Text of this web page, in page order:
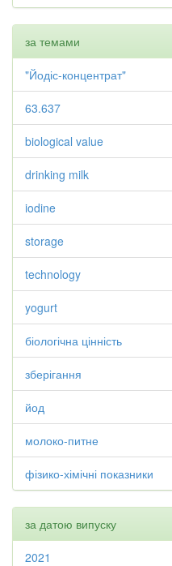
за темами
"Йодіс-концентрат"
63.637
biological value
drinking milk
iodine
storage
technology
yogurt
біологічна цінність
зберігання
йод
молоко-питне
фізико-хімічні показники
за датою випуску
2021